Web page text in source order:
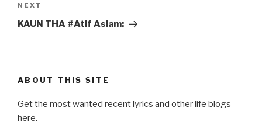
Next
Post
NEXT
KAUN THA #Atif Aslam:
ABOUT THIS SITE
Get the most wanted recent lyrics and other life blogs
here.